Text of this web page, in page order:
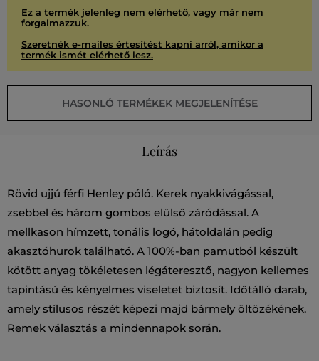
Ez a termék jelenleg nem elérhető, vagy már nem
forgalmazzuk.
Szeretnék e-mailes értesítést kapni arról, amikor a
termék ismét elérhető lesz.
HASONLÓ TERMÉKEK MEGJELENÍTÉSE
Leírás
Rövid ujjú férfi Henley póló. Kerek nyakkivágással,
zsebbel és három gombos elülső záródással. A
mellkason hímzett, tonális logó, hátoldalán pedig
akasztóhurok található. A 100%-ban pamutból készült
kötött anyag tökéletesen légáteresztő, nagyon kellemes
tapintású és kényelmes viseletet biztosít. Időtálló darab,
amely stílusos részét képezi majd bármely öltözékének.
Remek választás a mindennapok során.